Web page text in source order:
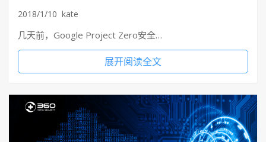
2018/1/10 kate
几天前，Google Project Zero安全…
展开阅读全文